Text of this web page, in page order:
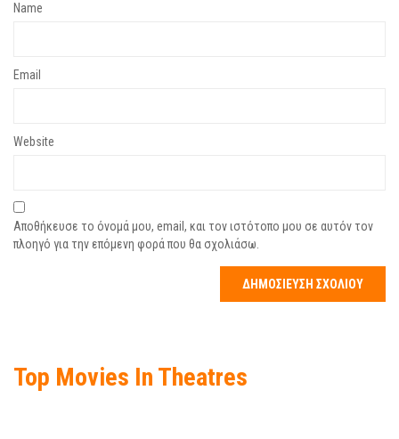
Name
Email
Website
Αποθήκευσε το όνομά μου, email, και τον ιστότοπο μου σε αυτόν τον
πλοηγό για την επόμενη φορά που θα σχολιάσω.
Top Movies In Theatres